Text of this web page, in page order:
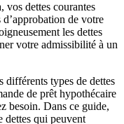
vos dettes courantes
de votre
les dettes
votre admissibilité à un
différents types de dettes
de prêt hypothécaire
besoin. Dans ce guide,
dettes qui peuvent